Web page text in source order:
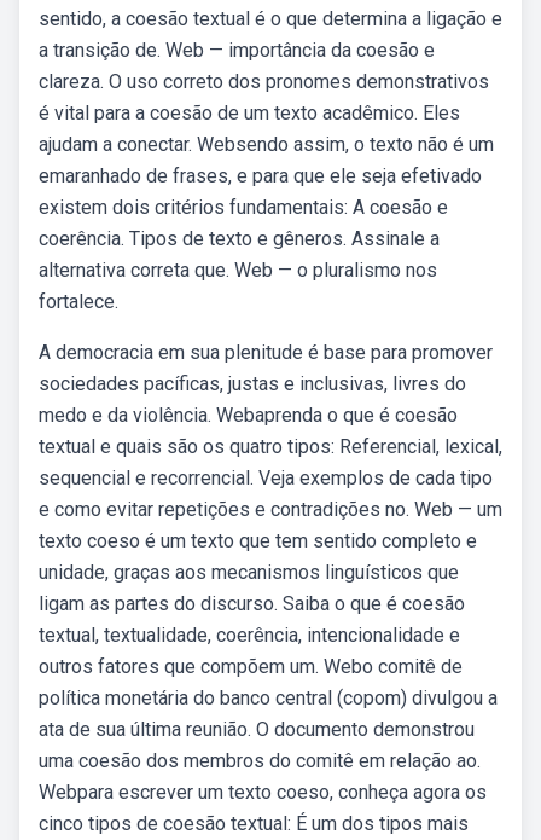
sentido, a coesão textual é o que determina a ligação e
a transição de. Web — importância da coesão e
clareza. O uso correto dos pronomes demonstrativos
é vital para a coesão de um texto acadêmico. Eles
ajudam a conectar. Websendo assim, o texto não é um
emaranhado de frases, e para que ele seja efetivado
existem dois critérios fundamentais: A coesão e
coerência. Tipos de texto e gêneros. Assinale a
alternativa correta que. Web — o pluralismo nos
fortalece.
A democracia em sua plenitude é base para promover
sociedades pacíficas, justas e inclusivas, livres do
medo e da violência. Webaprenda o que é coesão
textual e quais são os quatro tipos: Referencial, lexical,
sequencial e recorrencial. Veja exemplos de cada tipo
e como evitar repetições e contradições no. Web — um
texto coeso é um texto que tem sentido completo e
unidade, graças aos mecanismos linguísticos que
ligam as partes do discurso. Saiba o que é coesão
textual, textualidade, coerência, intencionalidade e
outros fatores que compõem um. Webo comitê de
política monetária do banco central (copom) divulgou a
ata de sua última reunião. O documento demonstrou
uma coesão dos membros do comitê em relação ao.
Webpara escrever um texto coeso, conheça agora os
cinco tipos de coesão textual: É um dos tipos mais